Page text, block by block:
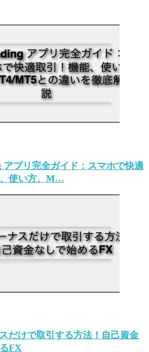
プリ完全ガイド：スマホで快適
使い方、M…
だけで取引する方法！自己資金
FX